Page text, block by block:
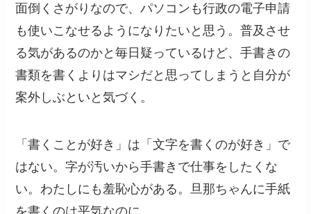
面倒くさがりなので、パソコンも行政の電子申請
も使いこなせるようになりたいと思う。普及させ
る気があるのかと毎日疑っているけど、手書きの
書類を書くよりはマシだと思ってしまうと自分が
案外しぶといと気づく。
「書くことが好き」は「文字を書くのが好き」で
はない。字が汚いから手書きで仕事をしたくな
い。わたしにも羞恥心がある。旦那ちゃんに手紙
を書くのは平気なのに。